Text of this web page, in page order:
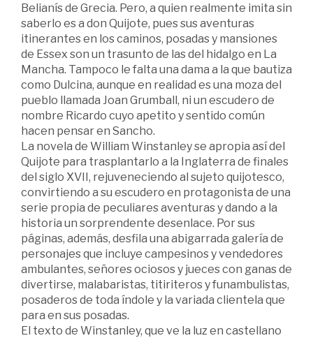
Belianís de Grecia. Pero, a quien realmente imita sin
saberlo es a don Quijote, pues sus aventuras
itinerantes en los caminos, posadas y mansiones
de Essex son un trasunto de las del hidalgo en La
Mancha. Tampoco le falta una dama a la que bautiza
como Dulcina, aunque en realidad es una moza del
pueblo llamada Joan Grumball, ni un escudero de
nombre Ricardo cuyo apetito y sentido común
hacen pensar en Sancho.
La novela de William Winstanley se apropia así del
Quijote para trasplantarlo a la Inglaterra de finales
del siglo XVII, rejuveneciendo al sujeto quijotesco,
convirtiendo a su escudero en protagonista de una
serie propia de peculiares aventuras y dando a la
historia un sorprendente desenlace. Por sus
páginas, además, desfila una abigarrada galería de
personajes que incluye campesinos y vendedores
ambulantes, señores ociosos y jueces con ganas de
divertirse, malabaristas, titiriteros y funambulistas,
posaderos de toda índole y la variada clientela que
para en sus posadas.
El texto de Winstanley, que ve la luz en castellano